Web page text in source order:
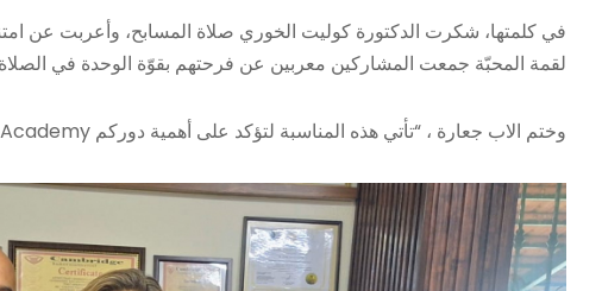
في كلمتها، شكرت الدكتورة كوليت الخوري صلاة المسابح، وأعربت عن
لقمة المحبّة جمعت المشاركين معربين عن فرحتهم بقوّة الوحدة في الصلاة
وختم الاب جعارة ، “تأتي هذه المناسبة لتؤكد على أهمية دوركم Colette Academy في بناء المجتمعات وتعزيز قيم السلام والمحبة.